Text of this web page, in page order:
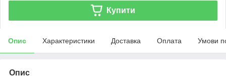
Купити
Опис Характеристики Доставка Оплата Умови
Опис